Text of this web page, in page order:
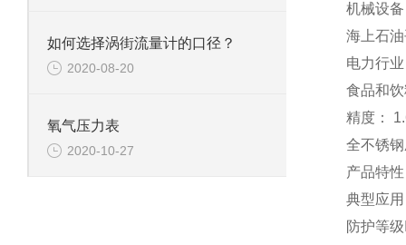
机械设备
海上石
电力行业
食品和
精度：
全不锈
产品特性
典型应用
防护等
如何选择涡街流量计的口径？
2020-08-20
氧气压力表
2020-10-27